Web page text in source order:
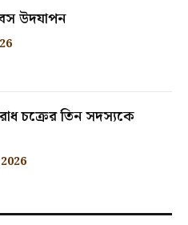
উদযাপন
চক্রের তিন সদস্যকে